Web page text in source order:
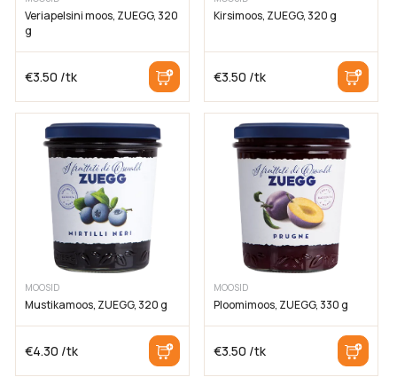
Veriapelsini moos, ZUEGG, 320
g
€3.50 /tk
Kirsimoos, ZUEGG, 320 g
€3.50 /tk
MOOSID
Mustikamoos, ZUEGG, 320 g
€4.30 /tk
MOOSID
Ploomimoos, ZUEGG, 330 g
€3.50 /tk